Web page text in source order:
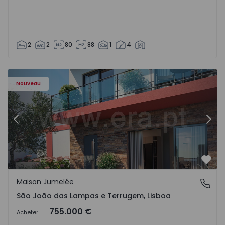
2 2 80 88 1 4
Nouveau
Précédent
São João das Lampas e Terrugem, Lisboa
Maison Jumelée
São João das Lampas e Terrugem, Lisboa
Acheter 755.000 €